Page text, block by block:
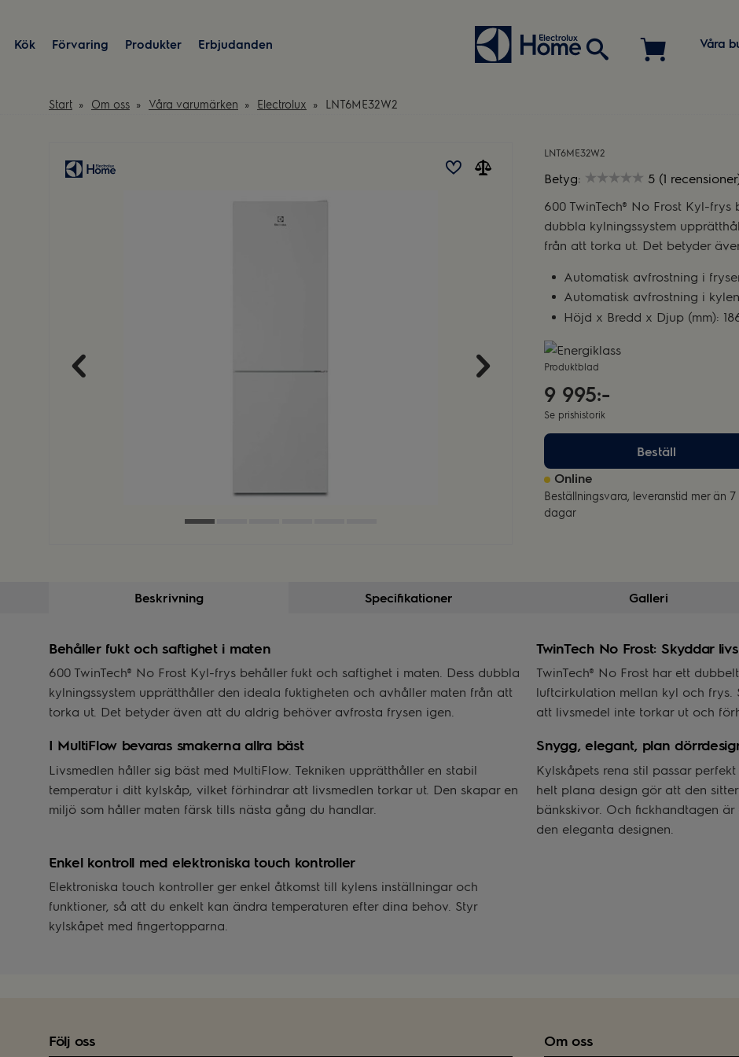
Kök Förvaring Produkter Erbjudanden Våra
Start Om oss Våra varumärken Electrolux LNT6ME32W2
LNT6ME32W2
Betyg:
5 (1
600 TwinTech® No Frost Kyl-
dubbla kylningssystem
från att torka ut. Det betyder
Automatisk avfrostning i
Automatisk avfrostning i kylen
Höjd x Bredd x Djup (mm):
Produktblad
9 995:-
Se prishistorik
Beställ
Online
Beställningsvara, leveranstid mer än 7
dagar
Beskrivning Specifikationer Galleri
Behåller fukt och saftighet i maten
600 TwinTech® No Frost Kyl-frys behåller fukt och saftighet i maten. Dess dubbla
kylningssystem upprätthåller den ideala fuktigheten och avhåller maten från att
torka ut. Det betyder även att du aldrig behöver avfrosta frysen igen.
TwinTech No Frost: Skyddar
TwinTech® No Frost har ett
luftcirkulation mellan kyl och frys.
att livsmedel inte torkar ut och
I MultiFlow bevaras smakerna allra bäst
Livsmedlen håller sig bäst med MultiFlow. Tekniken upprätthåller en stabil
temperatur i ditt kylskåp, vilket förhindrar att livsmedlen torkar ut. Den skapar en
miljö som håller maten färsk tills nästa gång du handlar.
Snygg, elegant, plan
Kylskåpets rena stil passar
helt plana design gör att den
bänkskivor. Och fickhandtagen
den eleganta designen.
Enkel kontroll med elektroniska touch kontroller
Elektroniska touch kontroller ger enkel åtkomst till kylens inställningar och
funktioner, så att du enkelt kan ändra temperaturen efter dina behov. Styr
kylskåpet med fingertopparna.
Följ oss Om oss